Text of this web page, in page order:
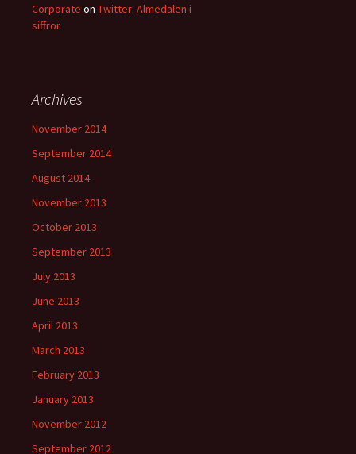
Corporate on Twitter: Almedalen i
siffror
Archives
November 2014
September 2014
August 2014
November 2013
October 2013
September 2013
July 2013
June 2013
April 2013
March 2013
February 2013
January 2013
November 2012
September 2012